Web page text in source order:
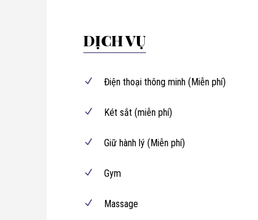
DỊCH VỤ
Điện thoại thông minh (Miễn phí)
Két sắt (miễn phí)
Giữ hành lý (Miễn phí)
Gym
Massage